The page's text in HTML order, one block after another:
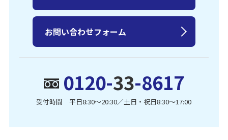
0120-33-8617
受付時間 平日8:30〜20:30／土日・祝日8:30〜17:00
お問い合わせフォーム